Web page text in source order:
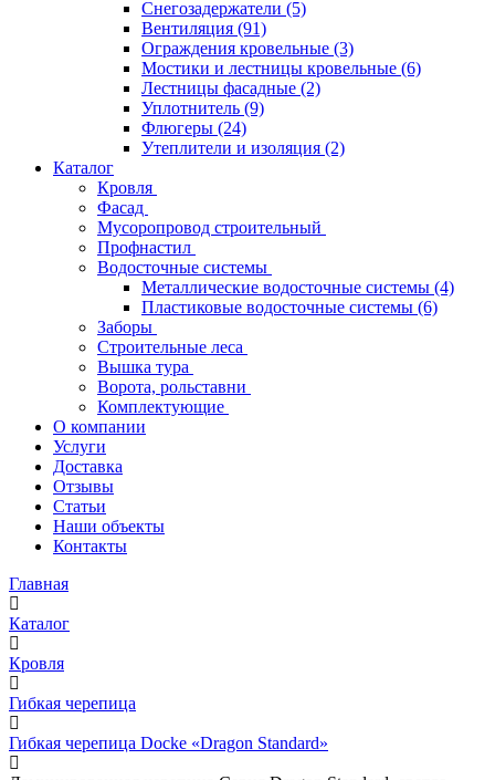
Снегозадержатели (5)
Вентиляция (91)
Ограждения кровельные (3)
Мостики и лестницы кровельные (6)
Лестницы фасадные (2)
Уплотнитель (9)
Флюгеры (24)
Утеплители и изоляция (2)
Каталог
Кровля
Фасад
Мусоропровод строительный
Профнастил
Водосточные системы
Металлические водосточные системы (4)
Пластиковые водосточные системы (6)
Заборы
Строительные леса
Вышка тура
Ворота, рольставни
Комплектующие
О компании
Услуги
Доставка
Отзывы
Статьи
Наши объекты
Контакты
Главная
Каталог
Кровля
Гибкая черепица
Гибкая черепица Docke «Dragon Standard»